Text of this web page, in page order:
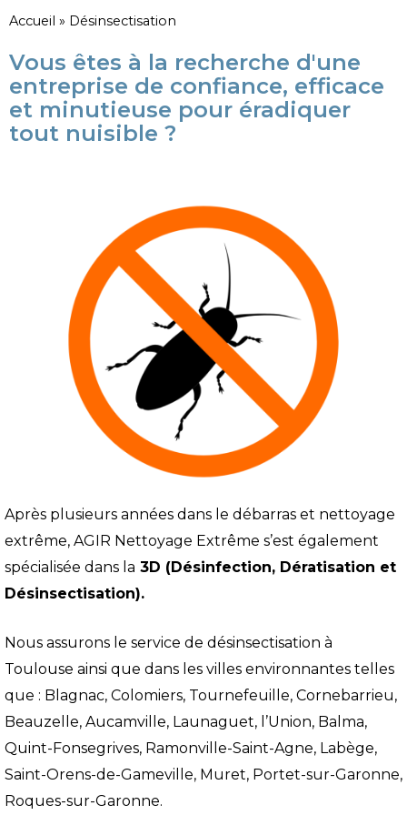
Accueil » Désinsectisation
Vous êtes à la recherche d'une
entreprise de confiance, efficace
et minutieuse pour éradiquer
tout nuisible ?
Après plusieurs années dans le débarras et nettoyage
extrême, AGIR Nettoyage Extrême s’est également
spécialisée dans la 3D (Désinfection, Dératisation et
Désinsectisation).
Nous assurons le service de désinsectisation à
Toulouse ainsi que dans les villes environnantes telles
que : Blagnac, Colomiers, Tournefeuille, Cornebarrieu,
Beauzelle, Aucamville, Launaguet, l’Union, Balma,
Quint-Fonsegrives, Ramonville-Saint-Agne, Labège,
Saint-Orens-de-Gameville, Muret, Portet-sur-Garonne,
Roques-sur-Garonne.